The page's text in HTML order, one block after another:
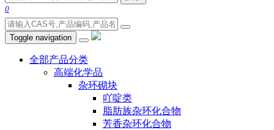
0
Toggle navigation
全部产品分类
高端化学品
杂环砌块
吖啶类
脂肪族杂环化合物
芳香杂环化合物